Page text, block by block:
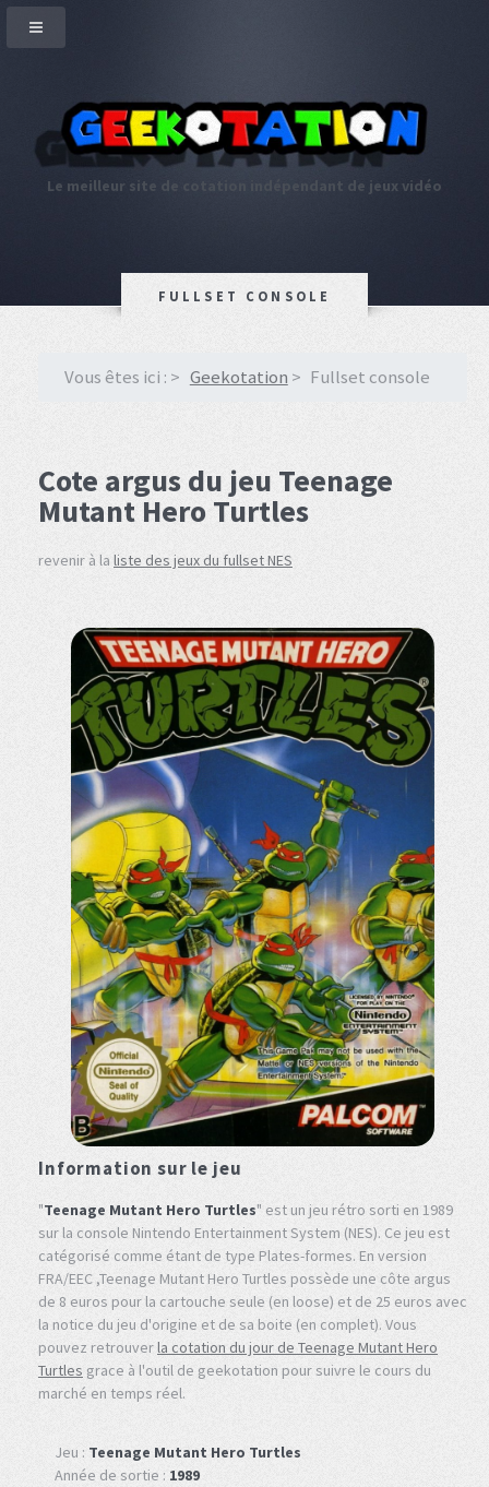
Le meilleur site de cotation indépendant de jeux vidéo
FULLSET CONSOLE
Vous êtes ici : Geekotation Fullset console
Cote argus du jeu Teenage
Mutant Hero Turtles
revenir à la liste des jeux du fullset NES
Information sur le jeu
"Teenage Mutant Hero Turtles" est un jeu rétro sorti en 1989
sur la console Nintendo Entertainment System (NES). Ce jeu est
catégorisé comme étant de type Plates-formes. En version
FRA/EEC ,Teenage Mutant Hero Turtles possède une côte argus
de 8 euros pour la cartouche seule (en loose) et de 25 euros avec
la notice du jeu d'origine et de sa boite (en complet). Vous
pouvez retrouverla cotation du jour de Teenage Mutant Hero
Turtles grace à l'outil de geekotation pour suivre le cours du
marché en temps réel.
Jeu : Teenage Mutant Hero Turtles
Année de sortie : 1989